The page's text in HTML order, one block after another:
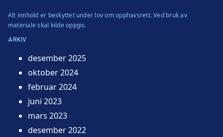
Alt innhold er beskyttet under lov om opphavsrett. Ved bruk av
materiale skal kilde oppgis.
ARKIV
desember 2025
oktober 2024
februar 2024
juni 2023
mars 2023
desember 2022